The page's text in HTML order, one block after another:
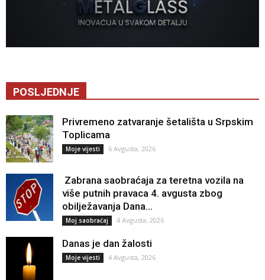
POSLJEDNJE
Privremeno zatvaranje šetališta u Srpskim
Toplicama
Moje vijesti 6 Avgusta, 2026
Zabrana saobraćaja za teretna vozila na
više putnih pravaca 4. avgusta zbog
obilježavanja Dana...
Moj saobraćaj 4 Avgusta, 2026
Danas je dan žalosti
Moje vijesti 4 Avgusta, 2026